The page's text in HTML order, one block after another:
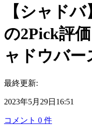
【シャド
の2Pick評
ャドウバー
最終更新:
2023年5月29日16:51
コメント 0 件